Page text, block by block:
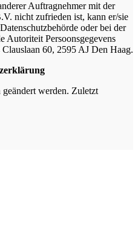
Auftragnehmer mit der
nicht zufrieden ist, kann er/sie
oder bei der
Autoriteit Persoonsgegevens
60, 2595 AJ Den Haag.
werden. Zuletzt